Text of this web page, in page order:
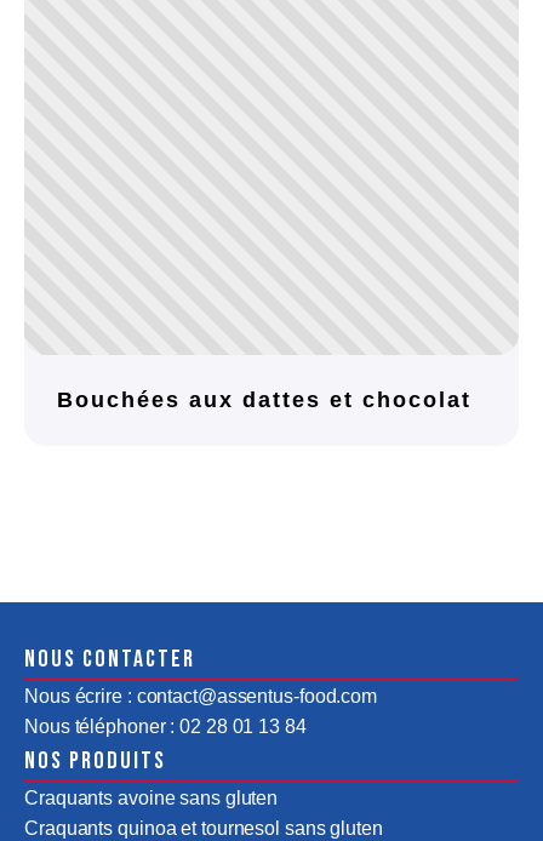
Bouchées aux dattes et chocolat
Nous contacter
Nous écrire : contact@assentus-food.com
Nous téléphoner : 02 28 01 13 84
Nos produits
Craquants avoine sans gluten
Craquants quinoa et tournesol sans gluten